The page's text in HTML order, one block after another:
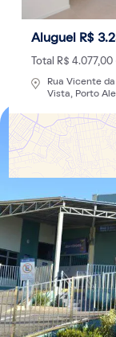
infraestrutura e
Por Redação- 30/
Atualizado: 02/10/
Aluguel R$
Total R$ 4.077,00
Rua Vicente
Vista, Porto